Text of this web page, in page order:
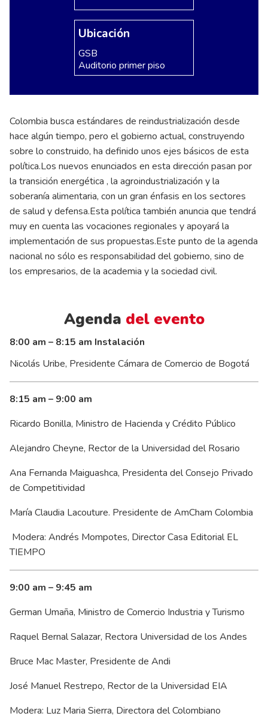
Ubicación
GSB
Auditorio primer piso
Colombia busca estándares de reindustrialización desde
hace algún tiempo, pero el gobierno actual, construyendo
sobre lo construido, ha definido unos ejes básicos de esta
política.Los nuevos enunciados en esta dirección pasan por
la transición energética , la agroindustrialización y la
soberanía alimentaria, con un gran énfasis en los sectores
de salud y defensa.Esta política también anuncia que tendrá
muy en cuenta las vocaciones regionales y apoyará la
implementación de sus propuestas.Este punto de la agenda
nacional no sólo es responsabilidad del gobierno, sino de
los empresarios, de la academia y la sociedad civil.
Agenda del evento
8:00 am – 8:15 am Instalación
Nicolás Uribe, Presidente Cámara de Comercio de Bogotá
8:15 am – 9:00 am
Ricardo Bonilla, Ministro de Hacienda y Crédito Público
Alejandro Cheyne, Rector de la Universidad del Rosario
Ana Fernanda Maiguashca, Presidenta del Consejo Privado
de Competitividad
María Claudia Lacouture. Presidente de AmCham Colombia
Modera: Andrés Mompotes, Director Casa Editorial EL
TIEMPO
9:00 am – 9:45 am
German Umaña, Ministro de Comercio Industria y Turismo
Raquel Bernal Salazar, Rectora Universidad de los Andes
Bruce Mac Master, Presidente de Andi
José Manuel Restrepo, Rector de la Universidad EIA
Modera: Luz Maria Sierra, Directora del Colombiano